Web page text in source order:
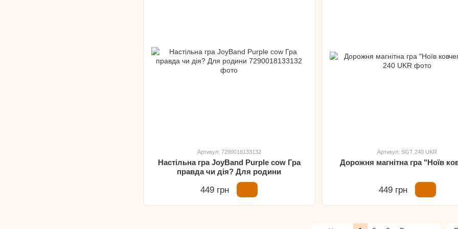
Артикул: 7290018133132
Настільна гра JoyBand Purple cow Гра
правда чи дія? Для родини
449 грн
Артикул: SGT 240 UKR
Дорожня магнітна гра "Ноїв
449 грн